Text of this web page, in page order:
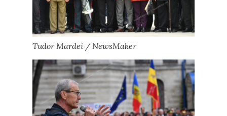
Tudor Mardei / NewsMaker